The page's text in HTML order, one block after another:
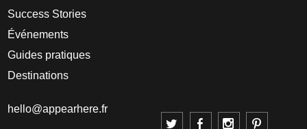
Success Stories
Événements
Guides pratiques
Destinations
hello@appearhere.fr